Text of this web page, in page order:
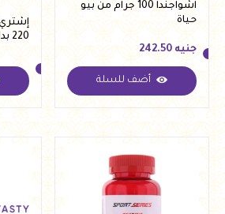
اشواجندا 100 جرام من بيو
حياة
جنيه
جنيه 242.50
أضف للسلة
220 بدلا من 274